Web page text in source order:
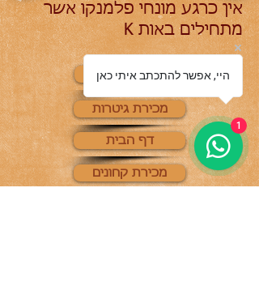
אין כרגע מונחי פלמנקו אשר
מתחילים באות K
צור קשר
מכירת גיטרות
דף הבית
מכירת קחונים
היי, אפשר להתכתב איתי כאן
1